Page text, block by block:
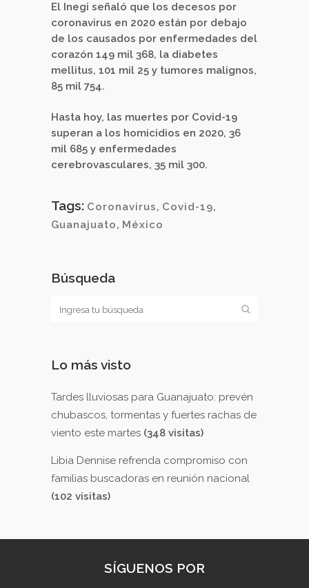
El Inegi señaló que los decesos por
coronavirus en 2020 están por debajo
de los causados por enfermedades del
corazón 149 mil 368, la diabetes
mellitus, 101 mil 25 y tumores malignos,
85 mil 754.
Hasta hoy, las muertes por Covid-19
superan a los homicidios en 2020, 36
mil 685 y enfermedades
cerebrovasculares, 35 mil 300.
Tags: Coronavirus, Covid-19,
Guanajuato, México
Búsqueda
Lo más visto
Tardes lluviosas para Guanajuato: prevén
chubascos, tormentas y fuertes rachas de
viento este martes (348 visitas)
Libia Dennise refrenda compromiso con
familias buscadoras en reunión nacional
(102 visitas)
SÍGUENOS POR